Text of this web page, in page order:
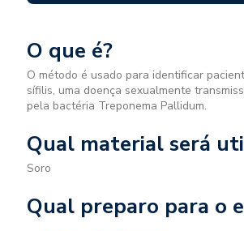
O que é?
O método é usado para identificar
sífilis, uma doença sexualmente
pela bactéria Treponema Pallidum.
Qual material será
Soro
Qual preparo para o